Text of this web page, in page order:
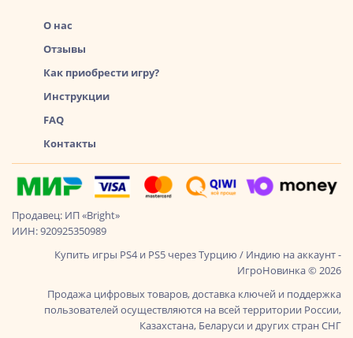
О нас
Отзывы
Как приобрести игру?
Инструкции
FAQ
Контакты
Продавец: ИП «Bright»
ИИН: 920925350989
Купить игры PS4 и PS5 через Турцию / Индию на аккаунт -
ИгроНовинка © 2026
Продажа цифровых товаров, доставка ключей и поддержка
пользователей осуществляются на всей территории России,
Казахстана, Беларуси и других стран СНГ